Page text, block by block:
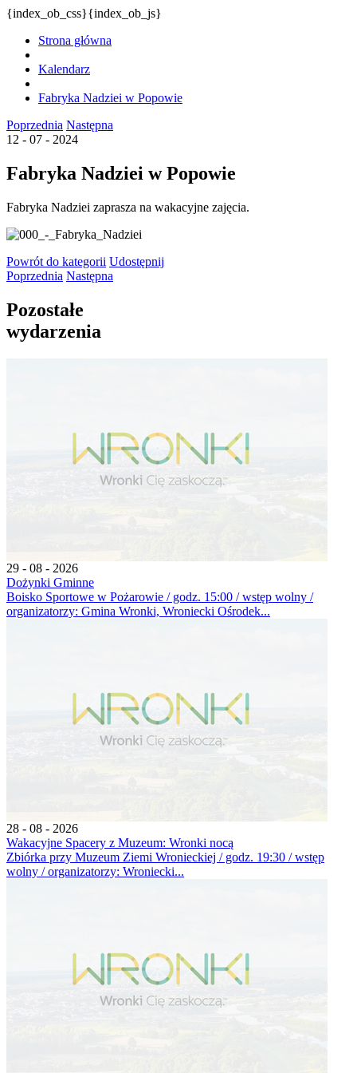
{index_ob_css}{index_ob_js}
Strona główna
Kalendarz
Fabryka Nadziei w Popowie
Poprzednia Następna
12 - 07 - 2024
Fabryka Nadziei w Popowie
Fabryka Nadziei zaprasza na wakacyjne zajęcia.
Powrót do kategorii Udostępnij
Poprzednia Następna
Pozostałe
wydarzenia
29 - 08 - 2026
Dożynki Gminne
Boisko Sportowe w Pożarowie / godz. 15:00 / wstęp wolny /
organizatorzy: Gmina Wronki, Wroniecki Ośrodek...
28 - 08 - 2026
Wakacyjne Spacery z Muzeum: Wronki nocą
Zbiórka przy Muzeum Ziemi Wronieckiej / godz. 19:30 / wstęp
wolny / organizatorzy: Wroniecki...